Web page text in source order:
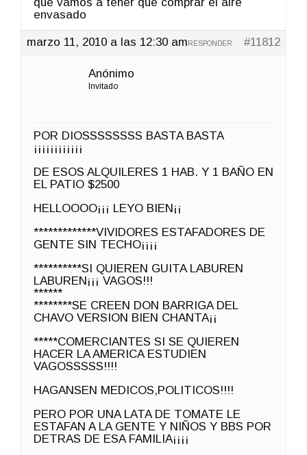
envasado
marzo 11, 2010 a las 12:30 am #11812
RESPONDER
Anónimo
Invitado
POR DIOSSSSSSSS BASTA BASTA
¡¡¡¡¡¡¡¡¡¡¡¡
DE ESOS ALQUILERES 1 HAB. Y 1 BAÑO EN
EL PATIO $2500
HELLOOOO¡¡¡ LEYO BIEN¡¡
*************VIVIDORES ESTAFADORES DE
GENTE SIN TECHO¡¡¡¡
**********SI QUIEREN GUITA LABUREN
LABUREN¡¡¡ VAGOS!!!
******
********SE CREEN DON BARRIGA DEL
CHAVO VERSION BIEN CHANTA¡¡
*****COMERCIANTES SI SE QUIEREN
HACER LA AMERICA ESTUDIEN
VAGOSSSSS!!!!
HAGANSEN MEDICOS,POLITICOS!!!!
PERO POR UNA LATA DE TOMATE LE
ESTAFAN A LA GENTE Y NIÑOS Y BBS POR
DETRAS DE ESA FAMILIA¡¡¡¡